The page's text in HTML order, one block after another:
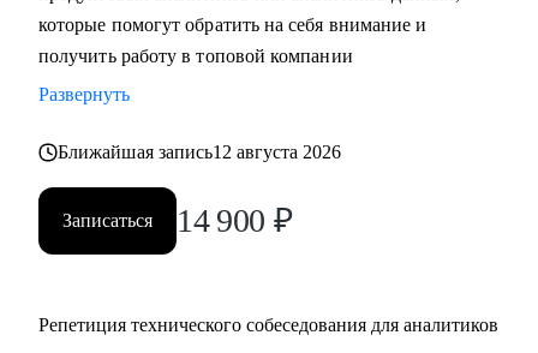
компетенций;
• Получить практические советы по управлению командой;
• Сформировать свою стратегию профессионального роста;
страну своей мечты;
Кому могу помочь:
• Продуктовым аналитикам, аналитикам данных и продаж
трек развития;
которые помогут обратить на себя внимание и
получить работу в топовой компании
Развернуть
Ближайшая запись12 августа 2026
Записаться 14 900 ₽
Репетиция технического собеседования для аналитиков